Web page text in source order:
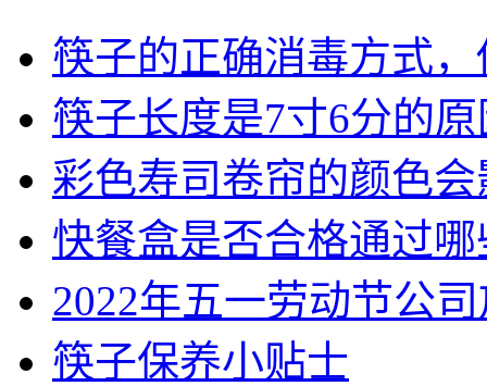
筷子的正确消毒方式
筷子长度是7寸6分的原
彩色寿司卷帘的颜色
快餐盒是否合格通过
2022年五一劳动节公
筷子保养小贴士